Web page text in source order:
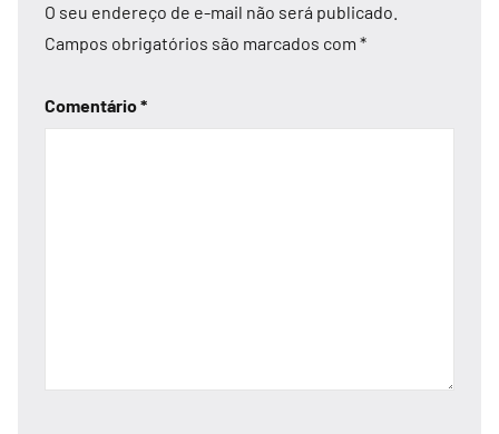
O seu endereço de e-mail não será publicado.
Campos obrigatórios são marcados com *
Comentário*